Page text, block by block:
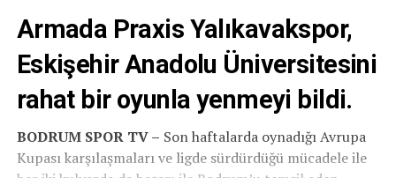
Armada Praxis Yalıkavakspor,
Eskişehir Anadolu Üniversitesini
rahat bir oyunla yenmeyi bildi.
BODRUM SPOR TV – Son haftalarda oynadığı Avrupa
Kupası karşılaşmaları ve ligde sürdürdüğü mücadele ile